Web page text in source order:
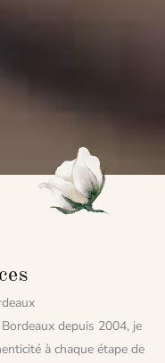
depuis 2004, je
à chaque étape de